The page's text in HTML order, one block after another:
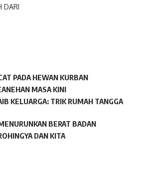
DARI
PADA HEWAN KURBAN
MASA KINI
KELUARGA: TRIK RUMAH TANGGA
BERAT BADAN
DAN KITA